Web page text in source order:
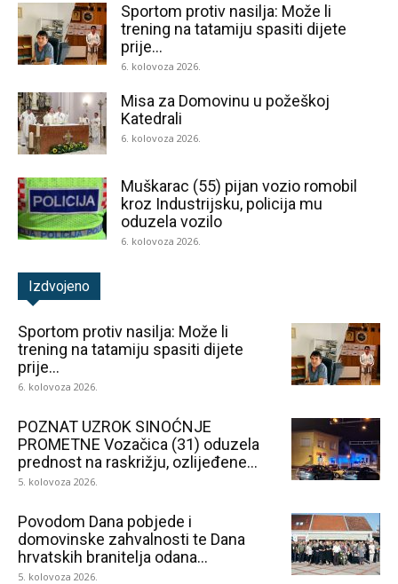
Sportom protiv nasilja: Može li
trening na tatamiju spasiti dijete
prije...
6. kolovoza 2026.
Misa za Domovinu u požeškoj
Katedrali
6. kolovoza 2026.
Muškarac (55) pijan vozio romobil
kroz Industrijsku, policija mu
oduzela vozilo
6. kolovoza 2026.
Izdvojeno
Sportom protiv nasilja: Može li
trening na tatamiju spasiti dijete
prije...
6. kolovoza 2026.
POZNAT UZROK SINOĆNJE
PROMETNE Vozačica (31) oduzela
prednost na raskrižju, ozlijeđene...
5. kolovoza 2026.
Povodom Dana pobjede i
domovinske zahvalnosti te Dana
hrvatskih branitelja odana...
5. kolovoza 2026.